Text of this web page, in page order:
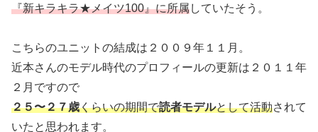
『新キラキラ★メイツ100』に所属していたそう。
こちらのユニットの結成は２００９年１１月。
近本さんのモデル時代のプロフィールの更新は２０１１年
２月ですので
２５〜２７歳くらいの期間で読者モデルとして活動されて
いたと思われます。